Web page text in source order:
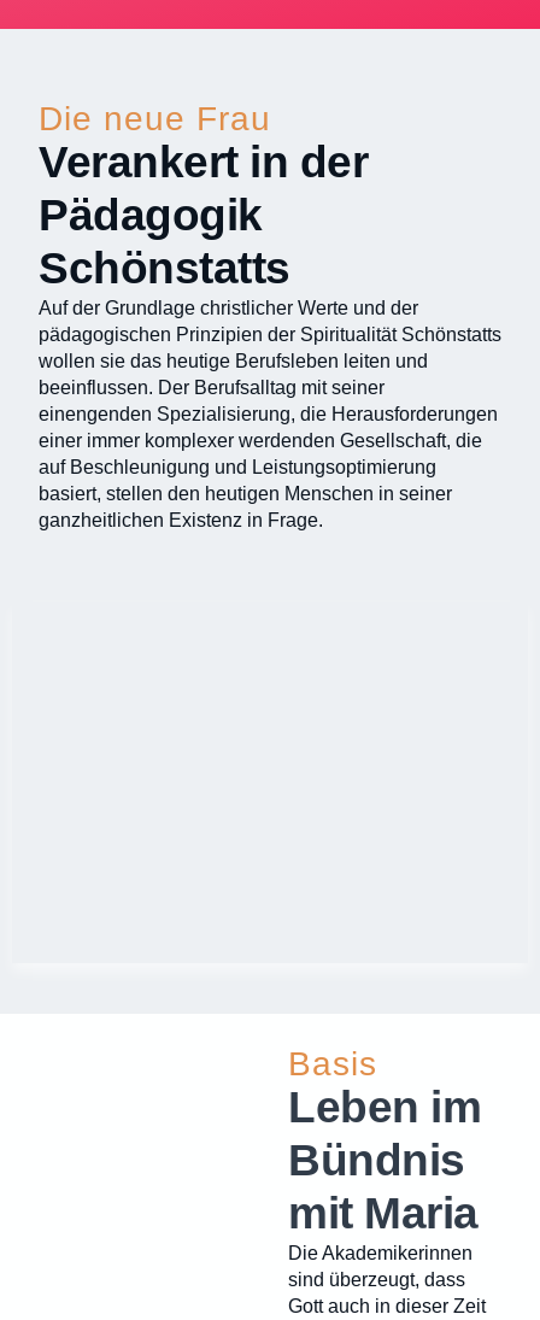
Die neue Frau
Verankert in der
Pädagogik
Schönstatts
Auf der Grundlage christlicher Werte und der
pädagogischen Prinzipien der Spiritualität Schönstatts
wollen sie das heutige Berufsleben leiten und
beeinflussen. Der Berufsalltag mit seiner
einengenden Spezialisierung, die Herausforderungen
einer immer komplexer werdenden Gesellschaft, die
auf Beschleunigung und Leistungsoptimierung
basiert, stellen den heutigen Menschen in seiner
ganzheitlichen Existenz in Frage.
Basis
Leben im
Bündnis
mit Maria
Die Akademikerinnen
sind überzeugt, dass
Gott auch in dieser Zeit